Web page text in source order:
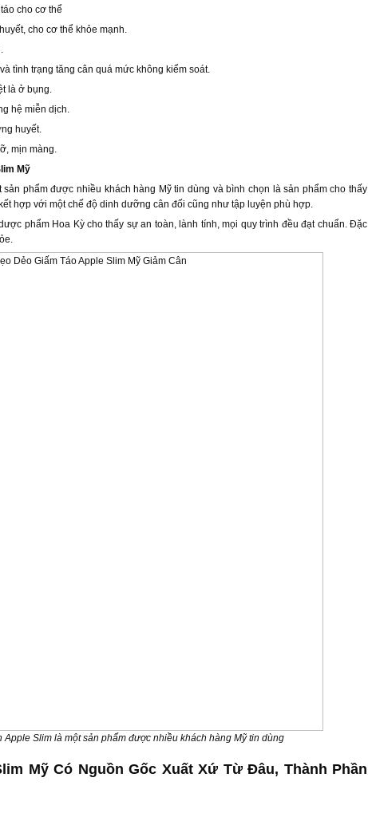
cho cơ thể
cho cơ thể khỏe mạnh.
tình trạng tăng cân quá mức không kiểm soát.
là ở bụng.
hệ miễn dịch.
huyết.
mịn màng.
Mỹ
phẩm được nhiều khách hàng Mỹ tin dùng và bình chọn là sản phẩm cho thấy
hợp với một chế độ dinh dưỡng cân đối cũng như tập luyện phù hợp.
phẩm Hoa Kỳ cho thấy sự an toàn, lành tính, mọi quy trình đều đạt chuẩn. Đặc
Apple Slim là một sản phẩm được nhiều khách hàng Mỹ tin dùng
Mỹ Có Nguồn Gốc Xuất Xứ Từ Đâu, Thành Phần